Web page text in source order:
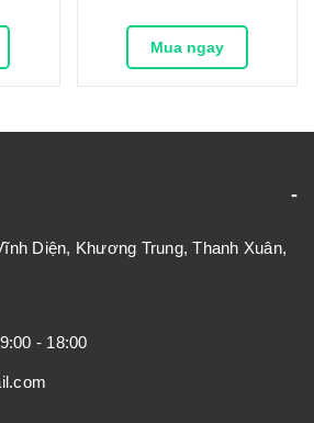
Mua ngay
Diện, Khương Trung, Thanh Xuân,
- 18:00